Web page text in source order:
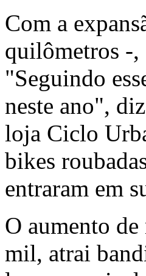
Com a
quilômetros -,
"Seguindo
neste ano",
loja Ciclo
bikes
entraram em
O aumento
mil, atrai